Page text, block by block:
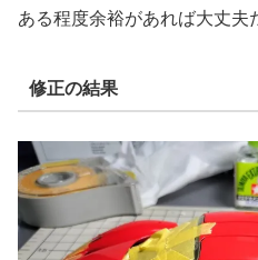
ある程度余裕があれば大丈夫
修正の結果